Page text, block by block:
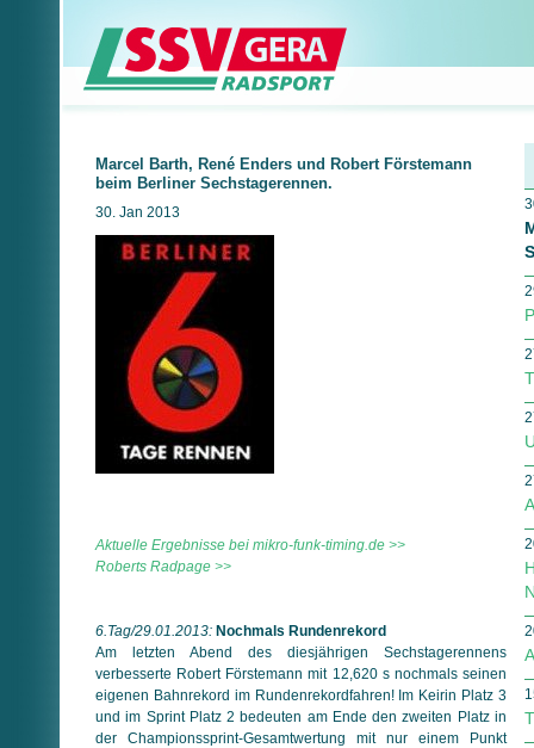
Marcel Barth, René Enders und Robert Förstemann
beim Berliner Sechstagerennen.
30. Jan 2013
Aktuelle Ergebnisse bei mikro-funk-timing.de >>
Roberts Radpage >>
6.Tag/29.01.2013: Nochmals Rundenrekord
Am letzten Abend des diesjährigen Sechstagerennens
verbesserte Robert Förstemann mit 12,620 s nochmals seinen
eigenen Bahnrekord im Rundenrekordfahren! Im Keirin Platz 3
und im Sprint Platz 2 bedeuten am Ende den zweiten Platz in
der Championssprint-Gesamtwertung mit nur einem Punkt